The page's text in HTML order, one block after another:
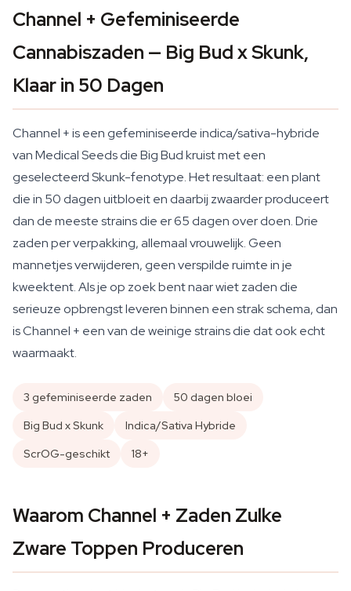
Channel + Gefeminiseerde
Cannabiszaden — Big Bud x Skunk,
Klaar in 50 Dagen
Channel + is een gefeminiseerde indica/sativa-hybride
van Medical Seeds die Big Bud kruist met een
geselecteerd Skunk-fenotype. Het resultaat: een plant
die in 50 dagen uitbloeit en daarbij zwaarder produceert
dan de meeste strains die er 65 dagen over doen. Drie
zaden per verpakking, allemaal vrouwelijk. Geen
mannetjes verwijderen, geen verspilde ruimte in je
kweektent. Als je op zoek bent naar wiet zaden die
serieuze opbrengst leveren binnen een strak schema, dan
is Channel + een van de weinige strains die dat ook echt
waarmaakt.
3 gefeminiseerde zaden
50 dagen bloei
Big Bud x Skunk
Indica/Sativa Hybride
ScrOG-geschikt
18+
Waarom Channel + Zaden Zulke
Zware Toppen Produceren